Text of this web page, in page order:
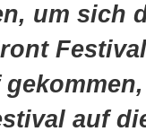
um sich
auf